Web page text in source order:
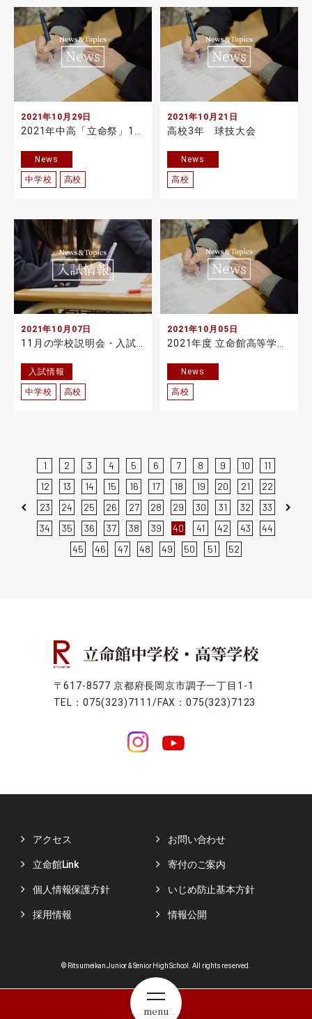
2021年10月29日
2021年中高「立命祭」1日目を実施しました
News
中学校 高校
2021年10月21日
高校3年 球技大会
News
高校
2021年10月07日
11月の学校説明会・入試相談会：予約開始日等の変更について
入試情報
中学校 高校
2021年10月05日
2021年度 立命館高等学校体育祭を実施
News
高校
Previous
1 2 3 4 5 6 7 8 9 10
11
12
13 14 15 16 17 18 19 20 21
22
23
24 25 26 27 28 29 30 31 32
33
34
35 36 37 38 39 40 41 42 43
44
45
46 47 48 49 50 51 52
Next
〒617-8577 京都府長岡京市調子一丁目1-1
TEL：075(323)7111/FAX：075(323)7123
アクセス お問い合わせ
立命館Link 寄付のご案内
個人情報保護方針 いじめ防止基本方針
採用情報 情報公開
© Ritsumeikan Junior & Senior High School. All rights reserved.
menu